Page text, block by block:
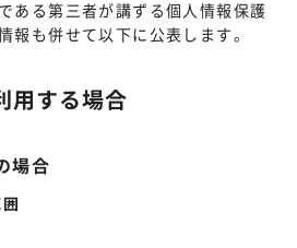
ある第三者が講ずる個人情報保護
報も併せて以下に公表します。
用する場合
場合